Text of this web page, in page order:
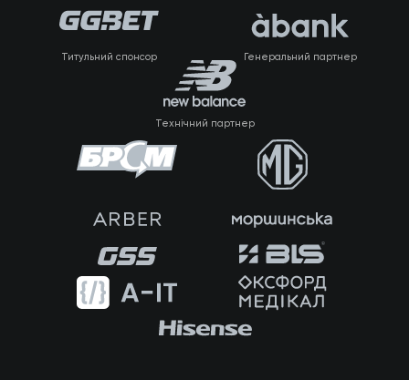
Титульний спонсор Генеральний партнер
Технічний партнер